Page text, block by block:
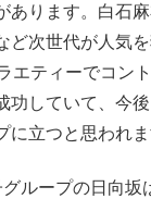
あります。白石
ど次世代が人気
エティーでコン
功していて、今
に立つと思われま
ループの日向坂